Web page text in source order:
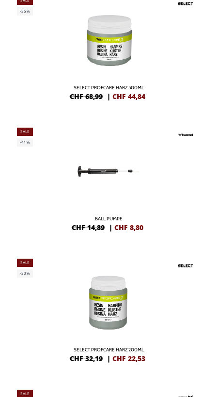
-35%
SELECT PROFCARE HARZ 500ML
CHF 68,99 | CHF 44,84
SALE
-41%
BALL PUMPE
CHF 14,89 | CHF 8,80
SALE
-30%
SELECT PROFCARE HARZ 200ML
CHF 32,19 | CHF 22,53
SALE